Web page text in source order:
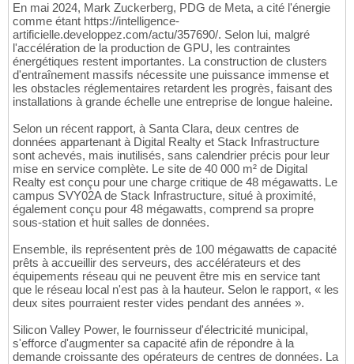
En mai 2024, Mark Zuckerberg, PDG de Meta, a cité l'énergie
comme étant https://intelligence-
artificielle.developpez.com/actu/357690/. Selon lui, malgré
l'accélération de la production de GPU, les contraintes
énergétiques restent importantes. La construction de clusters
d'entraînement massifs nécessite une puissance immense et
les obstacles réglementaires retardent les progrès, faisant des
installations à grande échelle une entreprise de longue haleine.
Selon un récent rapport, à Santa Clara, deux centres de
données appartenant à Digital Realty et Stack Infrastructure
sont achevés, mais inutilisés, sans calendrier précis pour leur
mise en service complète. Le site de 40 000 m² de Digital
Realty est conçu pour une charge critique de 48 mégawatts. Le
campus SVY02A de Stack Infrastructure, situé à proximité,
également conçu pour 48 mégawatts, comprend sa propre
sous-station et huit salles de données.
Ensemble, ils représentent près de 100 mégawatts de capacité
prêts à accueillir des serveurs, des accélérateurs et des
équipements réseau qui ne peuvent être mis en service tant
que le réseau local n'est pas à la hauteur. Selon le rapport, « les
deux sites pourraient rester vides pendant des années ».
Silicon Valley Power, le fournisseur d'électricité municipal,
s'efforce d'augmenter sa capacité afin de répondre à la
demande croissante des opérateurs de centres de données. La